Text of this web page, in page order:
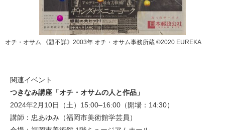
オチ・オサム 《題不詳》2003年 オチ・オサム事務所蔵 ©️2020 EUREKA
関連イベント
つきなみ講座「オチ・オサムの人と作品」
2024年2月10日（土）15:00–16:00（開場：14:30）
講師：忠あゆみ（福岡市美術館学芸員）